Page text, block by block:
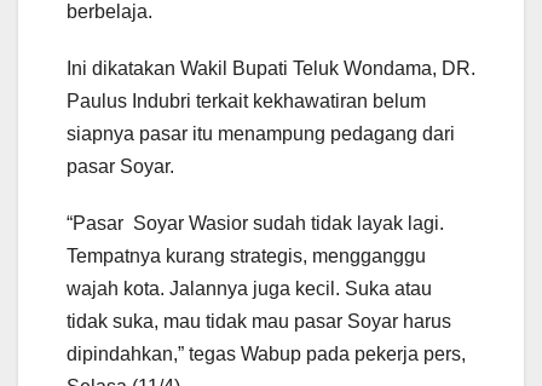
berbelaja.
Ini dikatakan Wakil Bupati Teluk Wondama, DR.
Paulus Indubri terkait kekhawatiran belum
siapnya pasar itu menampung pedagang dari
pasar Soyar.
“Pasar Soyar Wasior sudah tidak layak lagi.
Tempatnya kurang strategis, mengganggu
wajah kota. Jalannya juga kecil. Suka atau
tidak suka, mau tidak mau pasar Soyar harus
dipindahkan,” tegas Wabup pada pekerja pers,